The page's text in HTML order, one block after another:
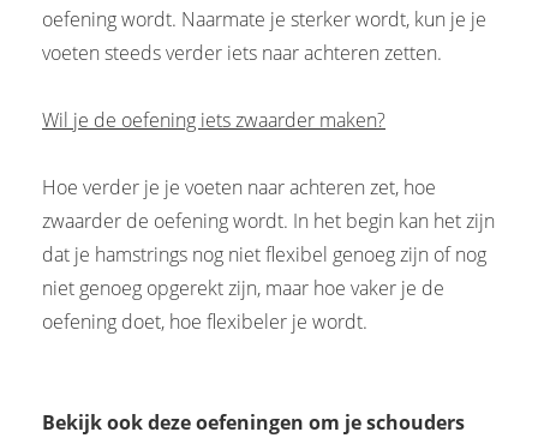
oefening wordt. Naarmate je sterker wordt, kun je je
voeten steeds verder iets naar achteren zetten.
Wil je de oefening iets zwaarder maken?
Hoe verder je je voeten naar achteren zet, hoe
zwaarder de oefening wordt. In het begin kan het zijn
dat je hamstrings nog niet flexibel genoeg zijn of nog
niet genoeg opgerekt zijn, maar hoe vaker je de
oefening doet, hoe flexibeler je wordt.
Bekijk ook deze oefeningen om je schouders